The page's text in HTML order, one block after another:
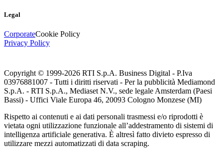
Legal
CorporateCookie Policy
Privacy Policy
Copyright © 1999-2026 RTI S.p.A. Business Digital - P.Iva
03976881007 - Tutti i diritti riservati - Per la pubblicità Mediamond
S.p.A. - RTI S.p.A., Mediaset N.V., sede legale Amsterdam (Paesi
Bassi) - Uffici Viale Europa 46, 20093 Cologno Monzese (MI)
Rispetto ai contenuti e ai dati personali trasmessi e/o riprodotti è
vietata ogni utilizzazione funzionale all’addestramento di sistemi di
intelligenza artificiale generativa. È altresì fatto divieto espresso di
utilizzare mezzi automatizzati di data scraping.